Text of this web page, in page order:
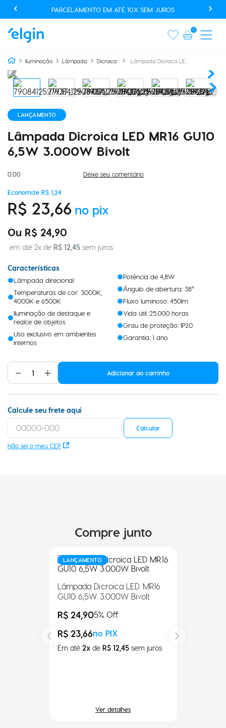
PARCELAMENTO EM ATÉ 10X SEM JUROS
0
Iluminação Lâmpada Dicroica
LANÇAMENTO
Lâmpada Dicroica LED MR16 GU10
6,5W 3.000W Bivolt
0.00 Deixe seu comentário
Economize R$ 1 24
R$ 23,66
R$ 24,90
em até 2x de R$ 12 45 sem juros
Características
Lâmpada direcional
Temperaturas de cor: 3000K,
4000K e 6500K
Iluminação de destaque e
realce de objetos
Uso exclusivo em ambientes
internos
Potência de 4,8W
Ângulo de abertura: 38°
Fluxo luminoso: 450lm
Vida útil: 25.000 horas
Grau de proteção: IP20
Garantia: 1 ano
＋
－ Adicionar ao carrinho
Calcule seu frete aqui
Calcular
Não sei o meu CEP
Compre junto
LANÇAMENTO
Lâmpada Dicroica LED MR16
GU10 6,5W 3.000W Bivolt
R$ 24,905% Off
R$ 23,66no PIX
Em até 2x de R$ 12,45 sem juros
Ver detalhes